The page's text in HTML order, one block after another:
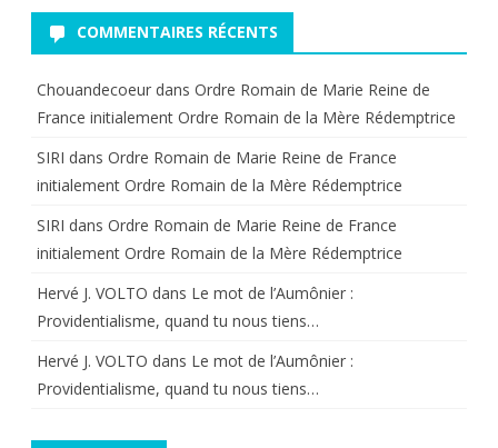
COMMENTAIRES RÉCENTS
Chouandecoeur dans Ordre Romain de Marie Reine de
France initialement Ordre Romain de la Mère Rédemptrice
SIRI dans Ordre Romain de Marie Reine de France
initialement Ordre Romain de la Mère Rédemptrice
SIRI dans Ordre Romain de Marie Reine de France
initialement Ordre Romain de la Mère Rédemptrice
Hervé J. VOLTO dans Le mot de l’Aumônier :
Providentialisme, quand tu nous tiens…
Hervé J. VOLTO dans Le mot de l’Aumônier :
Providentialisme, quand tu nous tiens…